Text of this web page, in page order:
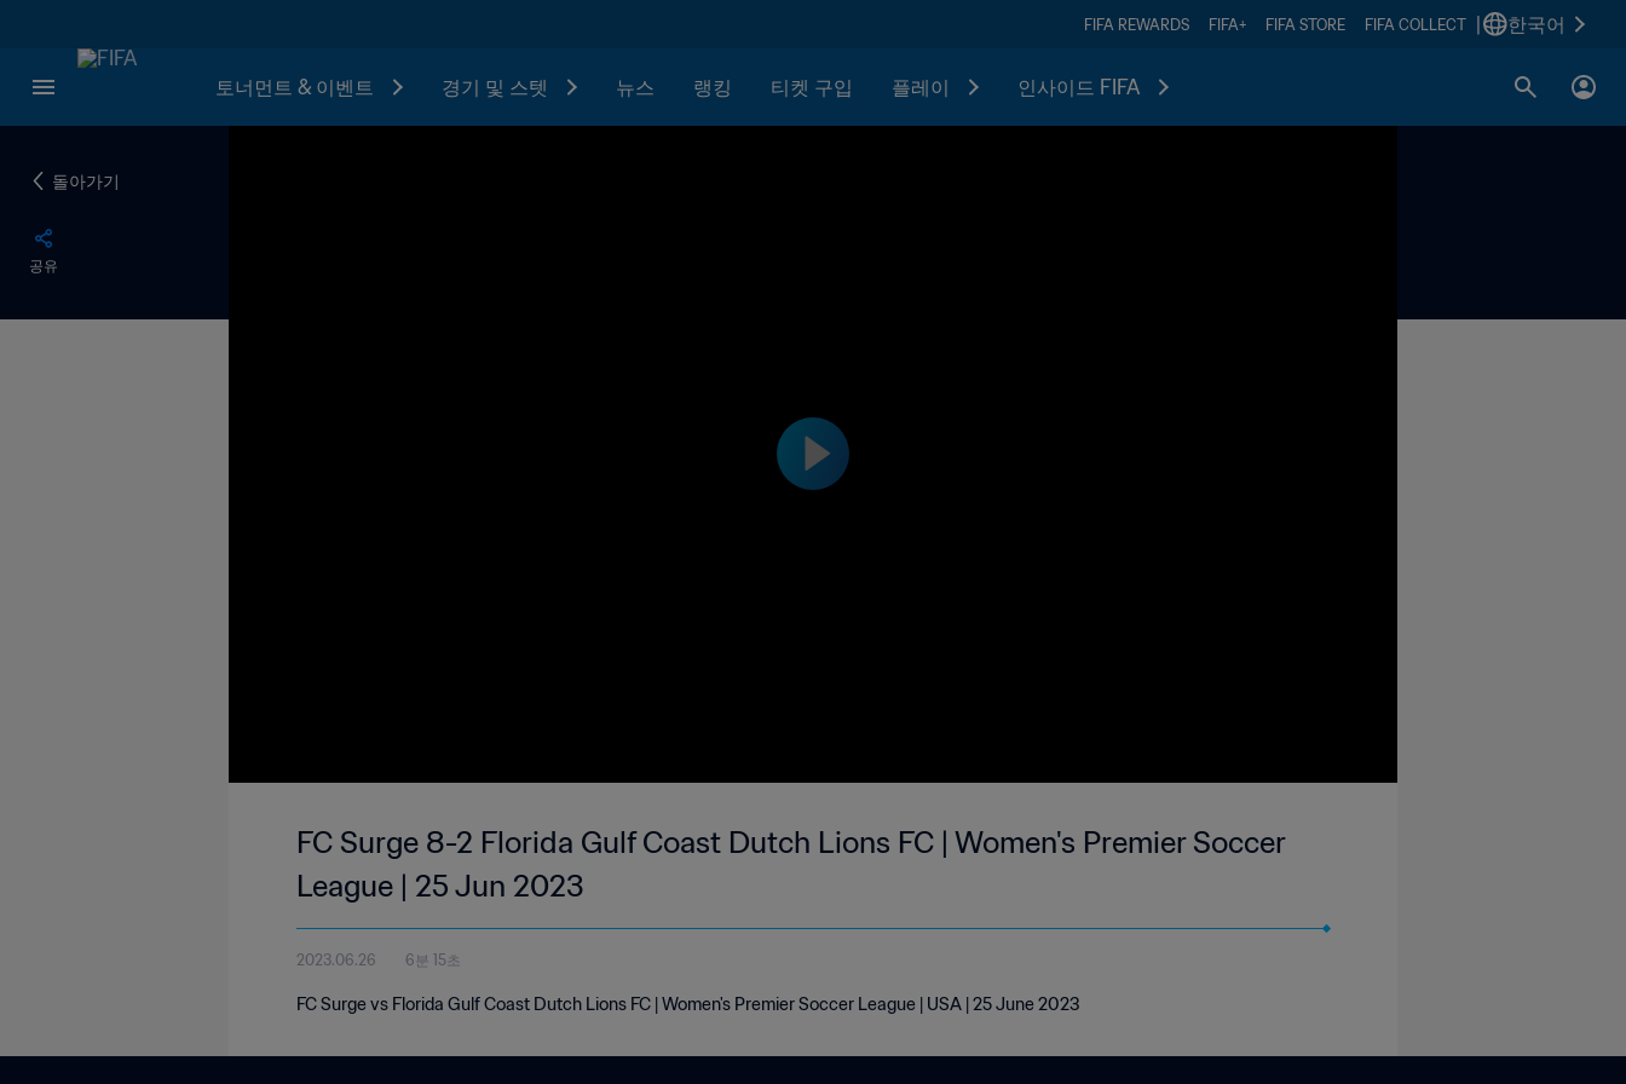
FIFA REWARDS FIFA+ FIFA STORE FIFA COLLECT 한국어
토너먼트 & 이벤트 경기 및 스텟 뉴스 랭킹 티켓 구입 플레이 인사이드 FIFA
돌아가기
공유
FC Surge 8-2 Florida Gulf Coast Dutch Lions FC | Women's Premier Soccer
League | 25 Jun 2023
2023.06.26 6분 15초
FC Surge vs Florida Gulf Coast Dutch Lions FC | Women's Premier Soccer League | USA | 25 June 2023